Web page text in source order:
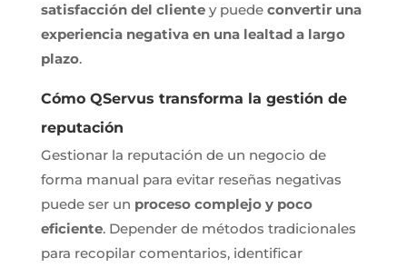
satisfacción del clientey puede convertir una
experiencia negativa en una lealtad a largo
plazo.
Cómo QServus transforma la gestión de
reputación
Gestionar la reputación de un negocio de
forma manual para evitar reseñas negativas
puede ser un proceso complejo y poco
eficiente. Depender de métodos tradicionales
para recopilar comentarios, identificar